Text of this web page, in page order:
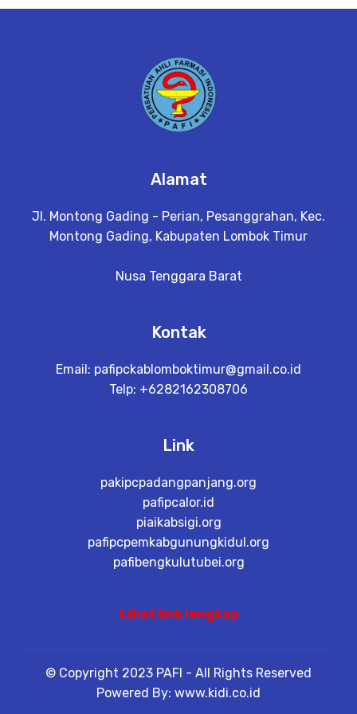
Alamat
Jl. Montong Gading - Perian, Pesanggrahan, Kec.
Montong Gading, Kabupaten Lombok Timur
Nusa Tenggara Barat
Kontak
Email: pafipckablomboktimur@gmail.co.id
Telp: +6282162308706
Link
pakipcpadangpanjang.org
pafipcalor.id
piaikabsigi.org
pafipcpemkabgunungkidul.org
pafibengkulutubei.org
Lihat link lengkap
© Copyright 2023 PAFI - All Rights Reserved
Powered By: www.kidi.co.id